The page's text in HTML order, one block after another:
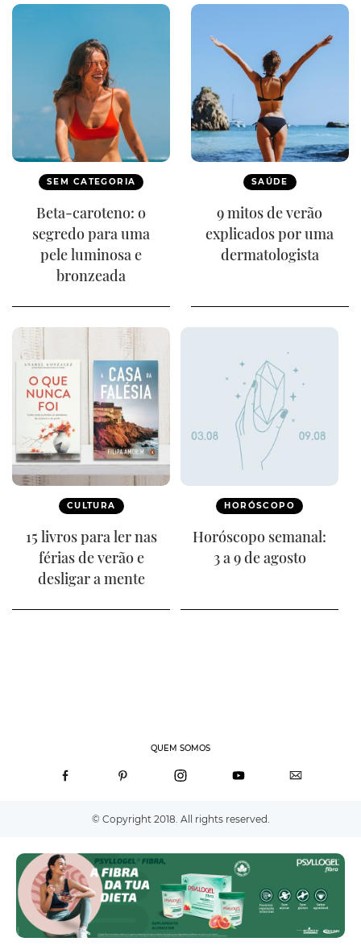
SEM CATEGORIA
Beta-caroteno: o
segredo para uma
pele luminosa e
bronzeada
SAÚDE
9 mitos de verão
explicados por uma
dermatologista
CULTURA
15 livros para ler nas
férias de verão e
desligar a mente
HORÓSCOPO
Horóscopo semanal:
3 a 9 de agosto
QUEM SOMOS
© Copyright 2018. All rights reserved.